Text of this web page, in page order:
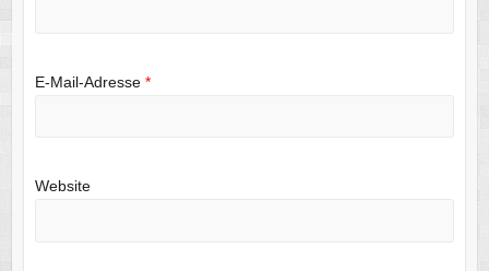
E-Mail-Adresse *
Website